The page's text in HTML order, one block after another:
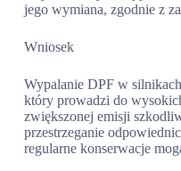
jego wymiana, zgodnie z
Wniosek
Wypalanie DPF w
który prowadzi do
zwiększonej emisji
przestrzeganie
regularne konserwacje